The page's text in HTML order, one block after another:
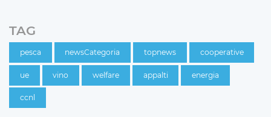
TAG
pesca newsCategoria topnews cooperative
ue vino welfare appalti energia
ccnl